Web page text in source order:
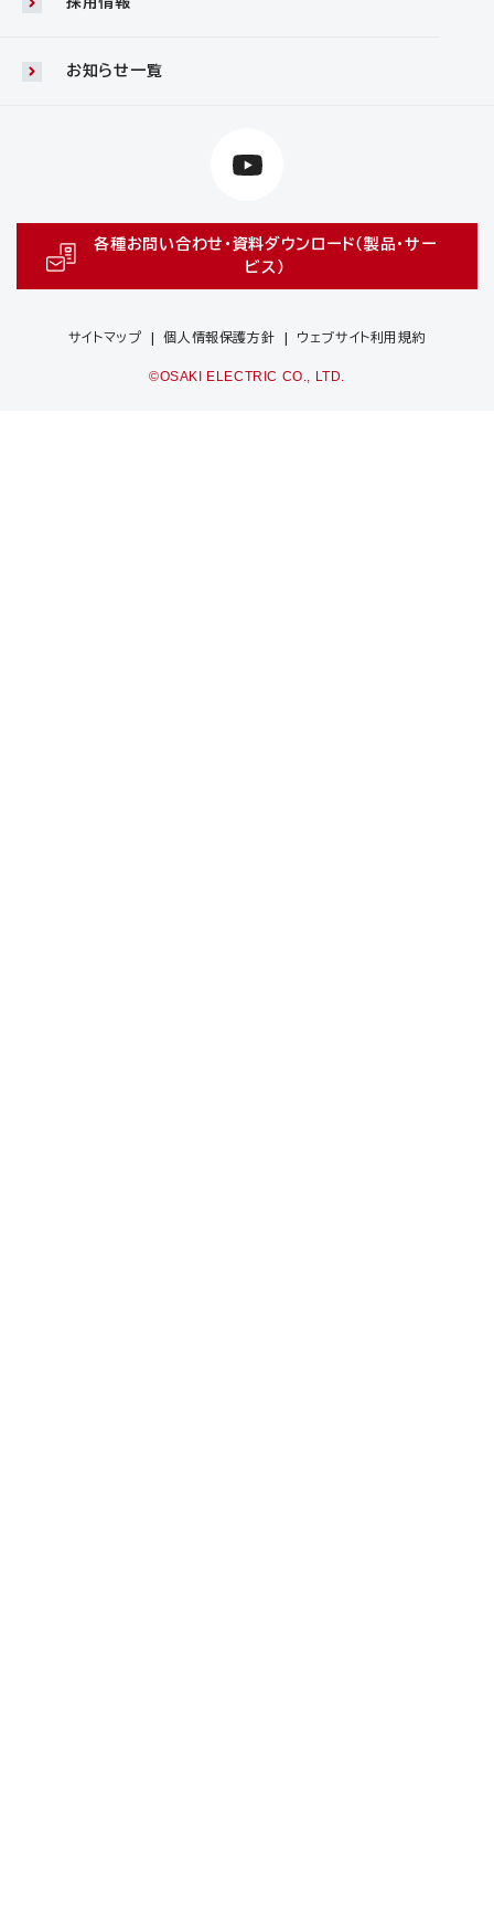
お知らせ一覧
各種お問い合わせ・資料ダウンロード（製品・サー
ビス）
サイトマップ 個人情報保護方針 ウェブサイト利用規約
©OSAKI ELECTRIC CO., LTD.